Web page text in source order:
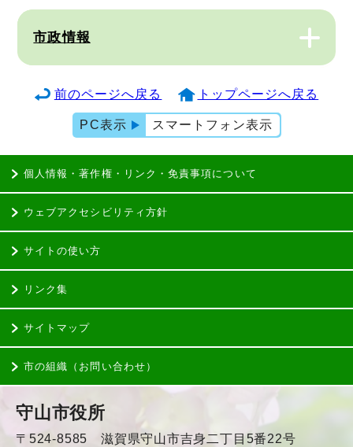
市政情報
前のページへ戻る トップページへ戻る
PC表示 スマートフォン表示
個人情報・著作権・リンク・免責事項について
ウェブアクセシビリティ方針
サイトの使い方
リンク集
サイトマップ
市の組織（お問い合わせ）
守山市役所
〒524-8585 滋賀県守山市吉身二丁目5番22号